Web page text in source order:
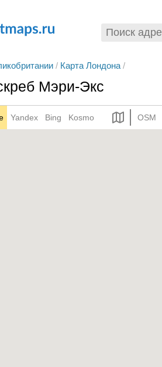
/ Карта Лондона /
Мэри-Экс
Yandex Bing Kosmo OSM